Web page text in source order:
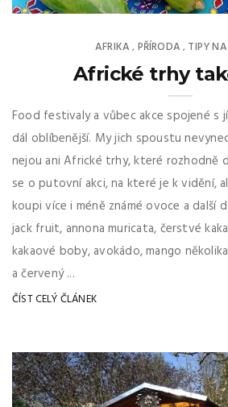
AFRIKA , PŘÍRODA , TIPY
Africké trhy
Food festivaly a vůbec akce spojené s
dál oblíbenější. My jich spoustu
nejou ani Africké trhy, které rozhodně
se o putovní akci, na které je k vidění,
koupi více i méně známé ovoce a další
jack fruit, annona muricata, čerstvé
kakaové boby, avokádo, mango
a červený ...
ČÍST CELÝ ČLÁNEK